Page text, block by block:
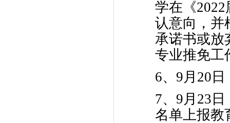
学在《
认意向，并
承诺书或放
专业推免工
6、9月20
7、9月23
名单上报教